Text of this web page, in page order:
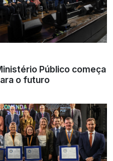
Público começa
o futuro